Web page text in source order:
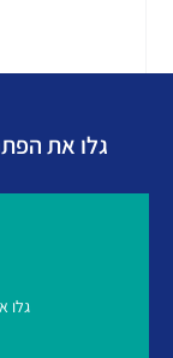
גלו את
גלו